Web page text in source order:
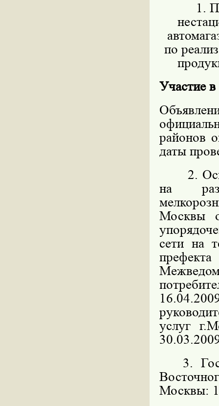
1.
по
Участие в
районов
даты
2.
на
Москвы
сети на
услуг
3.
Москвы: